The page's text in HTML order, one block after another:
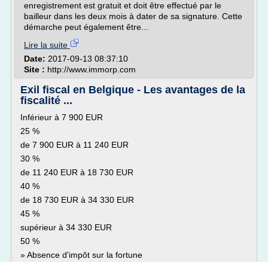
enregistrement est gratuit et doit être effectué par le
bailleur dans les deux mois à dater de sa signature. Cette
démarche peut également être...
Lire la suite
Date: 2017-09-13 08:37:10
Site : http://www.immorp.com
Exil fiscal en Belgique - Les avantages de la
fiscalité ...
Inférieur à 7 900 EUR
25 %
de 7 900 EUR à 11 240 EUR
30 %
de 11 240 EUR à 18 730 EUR
40 %
de 18 730 EUR à 34 330 EUR
45 %
supérieur à 34 330 EUR
50 %
» Absence d'impôt sur la fortune